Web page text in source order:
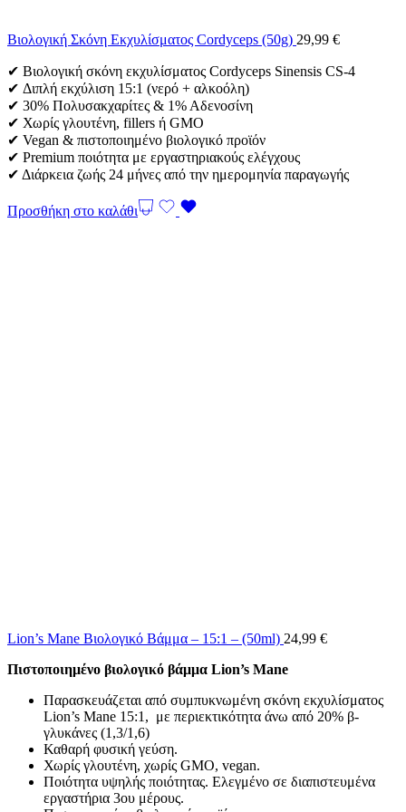
Βιολογική Σκόνη Εκχυλίσματος Cordyceps (50g) 29,99 €
✔ Βιολογική σκόνη εκχυλίσματος Cordyceps Sinensis CS-4
✔ Διπλή εκχύλιση 15:1 (νερό + αλκοόλη)
✔ 30% Πολυσακχαρίτες & 1% Αδενοσίνη
✔ Χωρίς γλουτένη, fillers ή GMO
✔ Vegan & πιστοποιημένο βιολογικό προϊόν
✔ Premium ποιότητα με εργαστηριακούς ελέγχους
✔ Διάρκεια ζωής 24 μήνες από την ημερομηνία παραγωγής
Προσθήκη στο καλάθι
Lion’s Mane Βιολογικό Βάμμα – 15:1 – (50ml) 24,99 €
Πιστοποιημένο βιολογικό βάμμα Lion’s Mane
Παρασκευάζεται από συμπυκνωμένη σκόνη εκχυλίσματος
Lion’s Mane 15:1, με περιεκτικότητα άνω από 20% β-
γλυκάνες (1,3/1,6)
Καθαρή φυσική γεύση.
Χωρίς γλουτένη, χωρίς GMO, vegan.
Ποιότητα υψηλής ποιότητας. Ελεγμένο σε διαπιστευμένα
εργαστήρια 3ου μέρους.